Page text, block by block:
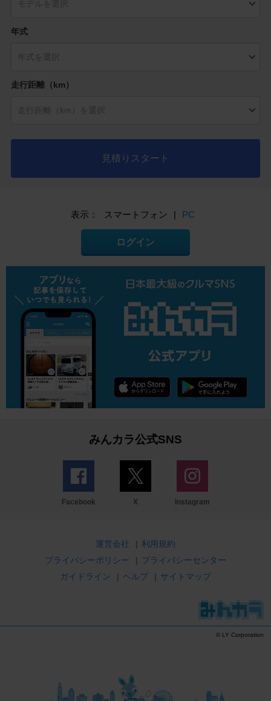
年式
走行距離（km）
見積りスタート
表示： スマートフォン | PC
ログイン
みんカラ公式SNS
Facebook X Instagram
運営会社 | 利用規約
プライバシーポリシー
| プライバシーセンター
ガイドライン
| ヘルプ | サイトマップ
© LY Corporation